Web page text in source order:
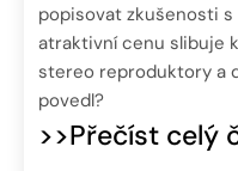
popisovat zkušenosti s
atraktivní cenu slibuje
stereo reproduktory a
povedl?
>>Přečíst celý